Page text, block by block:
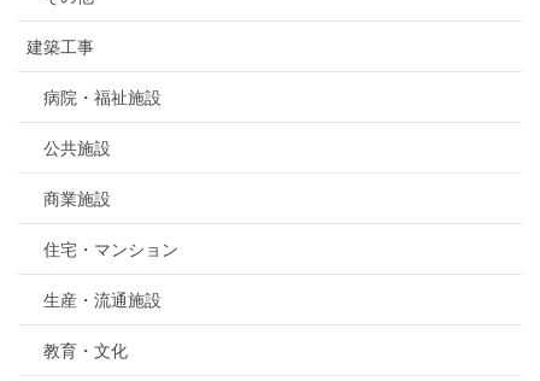
建築工事
病院・福祉施設
公共施設
商業施設
住宅・マンション
生産・流通施設
教育・文化